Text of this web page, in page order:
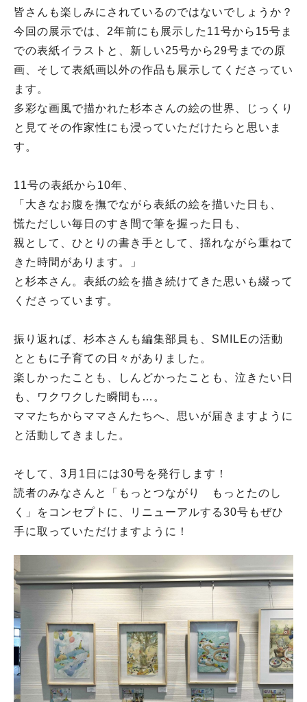
皆さんも楽しみにされているのではないでしょうか？
今回の展示では、2年前にも展示した11号から15号ま
での表紙イラストと、新しい25号から29号までの原
画、そして表紙画以外の作品も展示してくださってい
ます。
多彩な画風で描かれた杉本さんの絵の世界、じっくり
と見てその作家性にも浸っていただけたらと思いま
す。
11号の表紙から10年、
「大きなお腹を撫でながら表紙の絵を描いた日も、
慌ただしい毎日のすき間で筆を握った日も、
親として、ひとりの書き手として、揺れながら重ねて
きた時間があります。」
と杉本さん。表紙の絵を描き続けてきた思いも綴って
くださっています。
振り返れば、杉本さんも編集部員も、SMILEの活動
とともに子育ての日々がありました。
楽しかったことも、しんどかったことも、泣きたい日
も、ワクワクした瞬間も…。
ママたちからママさんたちへ、思いが届きますように
と活動してきました。
そして、3月1日には30号を発行します！
読者のみなさんと「もっとつながり もっとたのし
く」をコンセプトに、リニューアルする30号もぜひ
手に取っていただけますように！